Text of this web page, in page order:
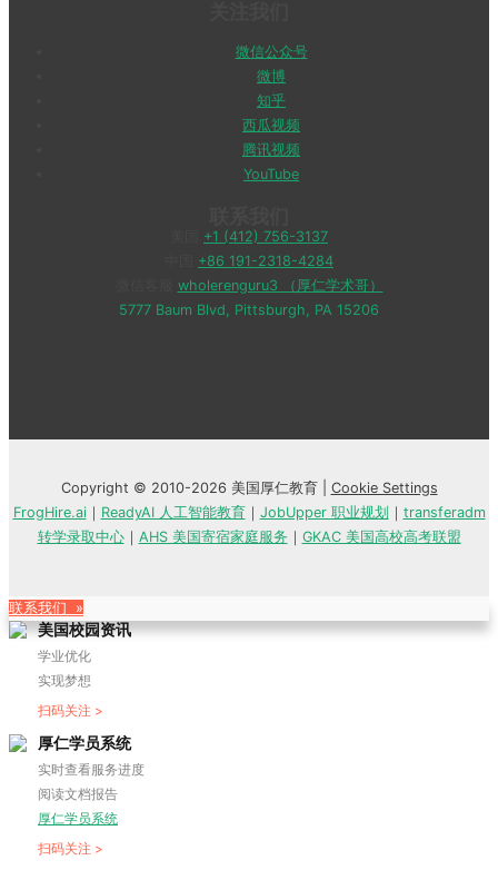
微信公众号
微博
知乎
西瓜视频
腾讯视频
YouTube
+1 (412) 756-3137
+86 191-2318-4284
wholerenguru3 （厚仁学术哥）
5777 Baum Blvd, Pittsburgh, PA 15206
Copyright © 2010-2026 美国厚仁教育 | Cookie Settings
FrogHire.ai｜ ReadyAI 人工智能教育｜ JobUpper 职业规划 ｜ transferadm
转学录取中心｜ AHS 美国寄宿家庭服务 ｜ GKAC 美国高校高考联盟
联系我们 »
美国校园资讯
学业优化
实现梦想
扫码关注 >
厚仁学员系统
实时查看服务进度
阅读文档报告
厚仁学员系统
扫码关注 >